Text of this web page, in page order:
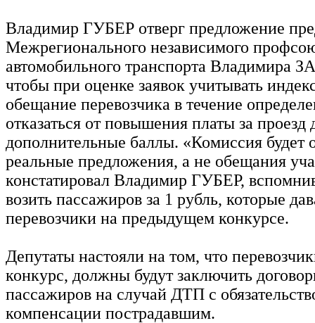
Владимир ГУБЕР отверг предложение
Межрегионального независимого
автомобильного транспорта Владимира
чтобы при оценке заявок учитывать
обещание перевозчика в течение
отказаться от повышения платы за
дополнительные баллы. «Комиссия будет
реальные предложения, а не обещания
констатировал Владимир ГУБЕР,
возить пассажиров за 1 рубль, которые
перевозчики на предыдущем конкурсе.
Депутаты настояли на том, что
конкурс, должны будут заключить
пассажиров на случай ДТП с
компенсации пострадавшим.